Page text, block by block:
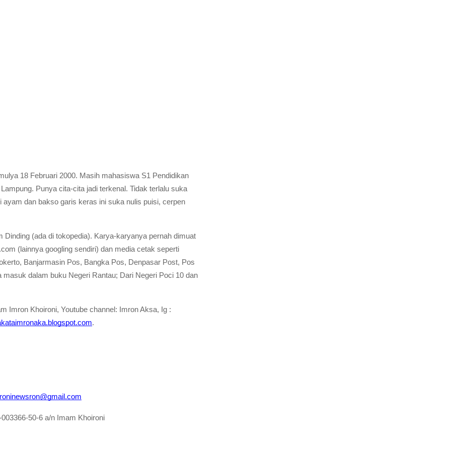
18 Februari 2000. Masih mahasiswa S1 Pendidikan
Punya cita-cita jadi terkenal. Tidak terlalu suka
dan bakso garis keras ini suka nulis puisi, cerpen
Dinding (ada di tokopedia). Karya-karyanya pernah dimuat
(lainnya googling sendiri) dan media cetak seperti
Banjarmasin Pos, Bangka Pos, Denpasar Post, Pos
masuk dalam buku Negeri Rantau; Dari Negeri Poci 10 dan
Imron Khoironi, Youtube channel: Imron Aksa, Ig :
.
50-6 a/n Imam Khoironi